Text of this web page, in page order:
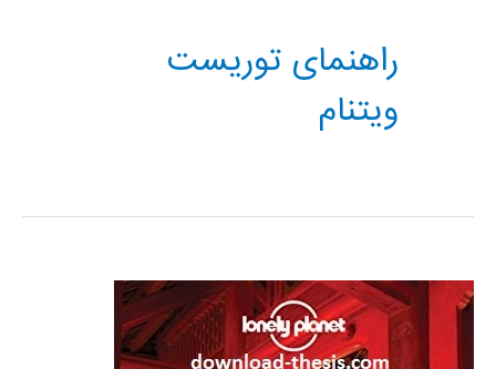
راهنمای توریست
ویتنام